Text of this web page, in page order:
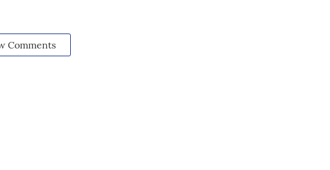
Comments